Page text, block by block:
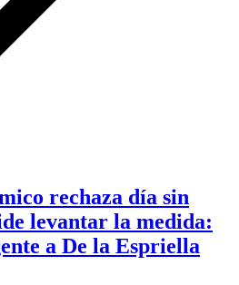
rechaza día sin
levantar la medida:
a De la Espriella